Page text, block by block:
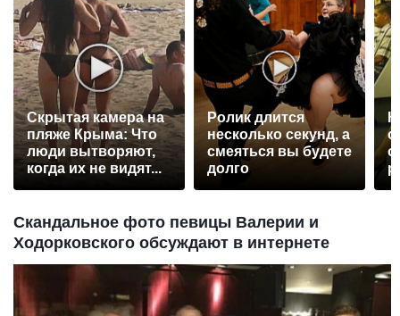
Скрытая камера на
пляже Крыма: Что
люди вытворяют,
когда их не видят...
Ролик длится
несколько секунд, а
смеяться вы будете
долго
Скандальное фото певицы Валерии и
Ходорковского обсуждают в интернете